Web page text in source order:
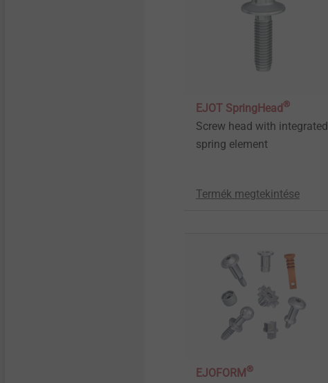
EJOT SpringHead ®
Screw head with integrated
spring element
Termék megtekintése
EJOFORM ®